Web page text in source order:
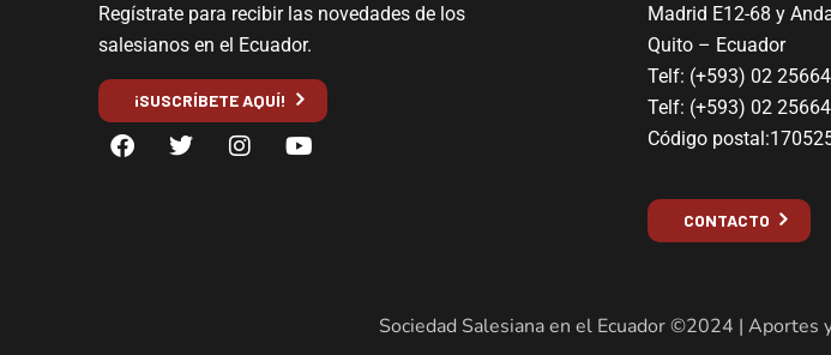
Regístrate para recibir las novedades de los
salesianos en el Ecuador.
¡SUSCRÍBETE AQUÍ!
Madrid E12-68 y
Quito – Ecuador
Telf: (+593) 02
Telf: (+593) 02
Código
CONTACTO
Sociedad Salesiana en el Ecuador ©2024 | Aportes